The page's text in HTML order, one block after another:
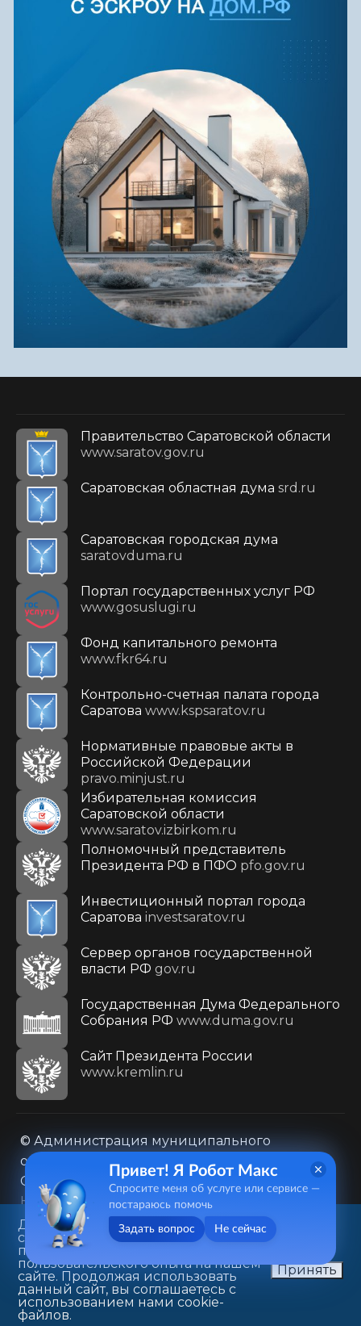
Правительство Саратовской области
www.saratov.gov.ru
Саратовская областная дума srd.ru
Саратовская городская дума
saratovduma.ru
Портал государственных услуг РФ
www.gosuslugi.ru
Фонд капитального ремонта
www.fkr64.ru
Контрольно-счетная палата города
Саратова www.kspsaratov.ru
Нормативные правовые акты в
Российской Федерации
pravo.minjust.ru
Избирательная комиссия
Саратовской области
www.saratov.izbirkom.ru
Полномочный представитель
Президента РФ в ПФО pfo.gov.ru
Инвестиционный портал города
Саратова investsaratov.ru
Сервер органов государственной
власти РФ gov.ru
Государственная Дума Федерального
Собрания РФ www.duma.gov.ru
Cайт Президента России
www.kremlin.ru
© Администрация муниципального
образования городского округа «Город
Саратов»
Контакты
Карта сайта
Политика в отношении обработки
персональных данных
410031, г. Саратов, ул. Первомайская, д. 78
+7(8452)26-02-49
Данный веб-сайт использует
cookie-файлы в целях
предоставления вам лучшего
пользовательского опыта на нашем
сайте. Продолжая использовать
данный сайт, вы соглашаетесь с
использованием нами cookie-
файлов.
Принять
Привет! Я Робот Макс
Спросите меня об услуге или сервисе —
постараюсь помочь
Задать вопрос Не сейчас